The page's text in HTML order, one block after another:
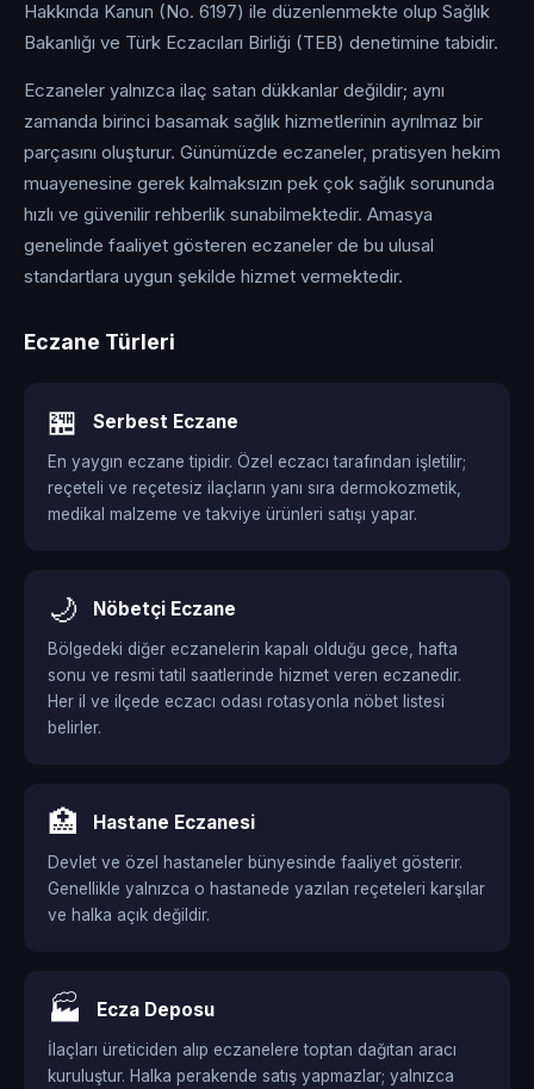
Hakkında Kanun (No. 6197) ile düzenlenmekte olup Sağlık
Bakanlığı ve Türk Eczacıları Birliği (TEB) denetimine tabidir.
Eczaneler yalnızca ilaç satan dükkanlar değildir; aynı
zamanda birinci basamak sağlık hizmetlerinin ayrılmaz bir
parçasını oluşturur. Günümüzde eczaneler, pratisyen hekim
muayenesine gerek kalmaksızın pek çok sağlık sorununda
hızlı ve güvenilir rehberlik sunabilmektedir. Amasya
genelinde faaliyet gösteren eczaneler de bu ulusal
standartlara uygun şekilde hizmet vermektedir.
Eczane Türleri
🏪 Serbest Eczane
En yaygın eczane tipidir. Özel eczacı tarafından işletilir;
reçeteli ve reçetesiz ilaçların yanı sıra dermokozmetik,
medikal malzeme ve takviye ürünleri satışı yapar.
🌙 Nöbetçi Eczane
Bölgedeki diğer eczanelerin kapalı olduğu gece, hafta
sonu ve resmi tatil saatlerinde hizmet veren eczanedir.
Her il ve ilçede eczacı odası rotasyonla nöbet listesi
belirler.
🏥 Hastane Eczanesi
Devlet ve özel hastaneler bünyesinde faaliyet gösterir.
Genellikle yalnızca o hastanede yazılan reçeteleri karşılar
ve halka açık değildir.
🏭 Ecza Deposu
İlaçları üreticiden alıp eczanelere toptan dağıtan aracı
kuruluştur. Halka perakende satış yapmazlar; yalnızca